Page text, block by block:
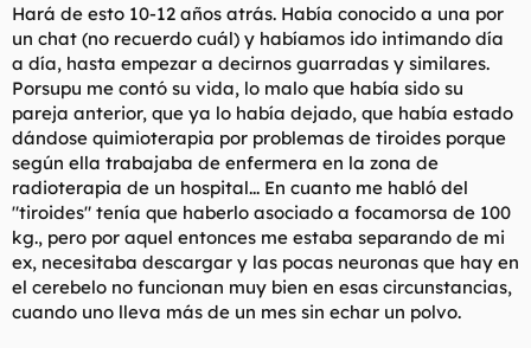
:
Hará de esto 10-12 años atrás. Había conocido a una por
un chat (no recuerdo cuál) y habíamos ido intimando día
a día, hasta empezar a decirnos guarradas y similares.
Porsupu me contó su vida, lo malo que había sido su
pareja anterior, que ya lo había dejado, que había estado
dándose quimioterapia por problemas de tiroides porque
según ella trabajaba de enfermera en la zona de
radioterapia de un hospital... En cuanto me habló del
"tiroides" tenía que haberlo asociado a focamorsa de 100
kg., pero por aquel entonces me estaba separando de mi
ex, necesitaba descargar y las pocas neuronas que hay en
el cerebelo no funcionan muy bien en esas circunstancias,
cuando uno lleva más de un mes sin echar un polvo.